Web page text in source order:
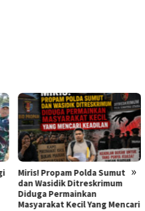
»
Sumut
Yang Mencari
Hebat Mamak
Dilaporkan
Korban
Memerasnya 250